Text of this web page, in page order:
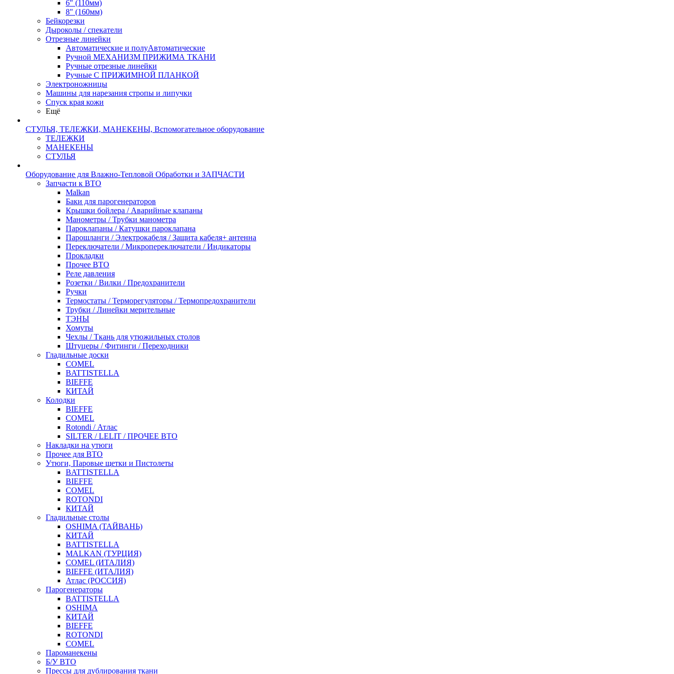
6" (110мм)
8" (160мм)
Бейкорезки
Дыроколы / спекатели
Отрезные линейки
Автоматические и полуАвтоматические
Ручной МЕХАНИЗМ ПРИЖИМА ТКАНИ
Ручные отрезные линейки
Ручные С ПРИЖИМНОЙ ПЛАНКОЙ
Электроножницы
Машины для нарезания стропы и липучки
Спуск края кожи
Ещё
СТУЛЬЯ, ТЕЛЕЖКИ, МАНЕКЕНЫ, Вспомогательное оборудование
ТЕЛЕЖКИ
МАНЕКЕНЫ
СТУЛЬЯ
Оборудование для Влажно-Тепловой Обработки и ЗАПЧАСТИ
Запчасти к ВТО
Malkan
Баки для парогенераторов
Крышки бойлера / Аварийные клапаны
Манометры / Трубки манометра
Пароклапаны / Катушки пароклапана
Парошланги / Электрокабеля / Защита кабеля+ антенна
Переключатели / Микропереключатели / Индикаторы
Прокладки
Прочее ВТО
Реле давления
Розетки / Вилки / Предохранители
Ручки
Термостаты / Терморегуляторы / Термопредохранители
Трубки / Линейки мерительные
ТЭНЫ
Хомуты
Чехлы / Ткань для утюжильных столов
Штуцеры / Фитинги / Переходники
Гладильные доски
COMEL
BATTISTELLA
BIEFFE
КИТАЙ
Колодки
BIEFFE
COMEL
Rotondi / Атлас
SILTER / LELIT / ПРОЧЕЕ ВТО
Накладки на утюги
Прочее для ВТО
Утюги, Паровые щетки и Пистолеты
BATTISTELLA
BIEFFE
COMEL
ROTONDI
КИТАЙ
Гладильные столы
OSHIMA (ТАЙВАНЬ)
КИТАЙ
BATTISTELLA
MALKAN (ТУРЦИЯ)
COMEL (ИТАЛИЯ)
BIEFFE (ИТАЛИЯ)
Атлас (РОССИЯ)
Парогенераторы
BATTISTELLA
OSHIMA
КИТАЙ
BIEFFE
ROTONDI
COMEL
Пароманекены
Б/У ВТО
Прессы для дублирования ткани